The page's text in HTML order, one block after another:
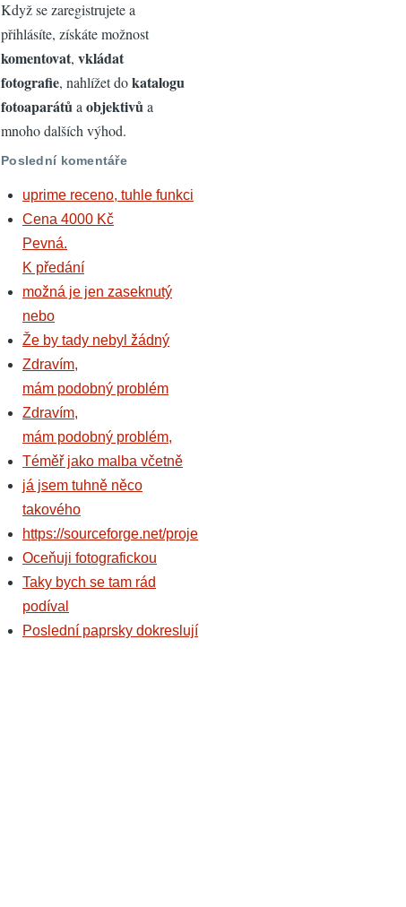
Když se zaregistrujete a
přihlásíte, získáte možnost
komentovat, vkládat
fotografie, nahlížet dokatalogu
fotoaparátůa objektivůa
mnoho dalších výhod.
Poslední komentáře
uprime receno, tuhle funkci
Cena 4000 Kč
Pevná.
K předání
možná je jen zaseknutý
nebo
Že by tady nebyl žádný
Zdravím,
mám podobný problém
Zdravím,
mám podobný problém,
Téměř jako malba včetně
já jsem tuhně něco
takového
https://sourceforge.net/proje
Oceňuji fotografickou
Taky bych se tam rád
podíval
Poslední paprsky dokreslují